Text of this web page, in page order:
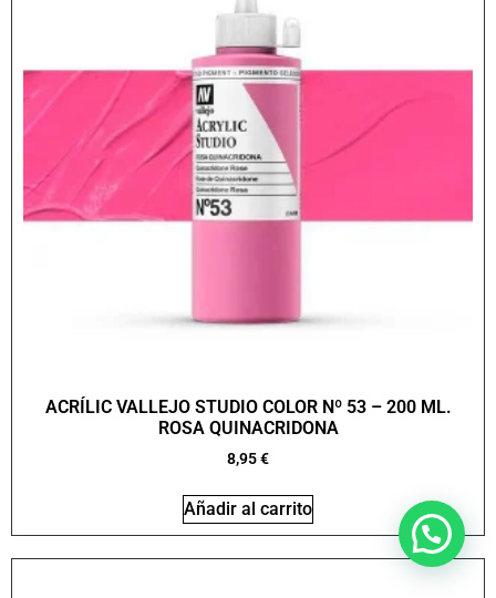
ACRÍLIC VALLEJO STUDIO COLOR Nº 53 – 200 ML.
ROSA QUINACRIDONA
8,95€
Añadir al carrito